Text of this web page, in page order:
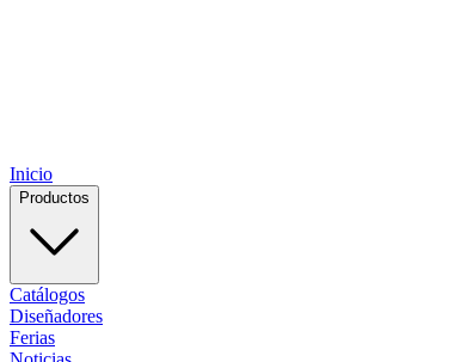
Inicio
Productos
Catálogos
Diseñadores
Ferias